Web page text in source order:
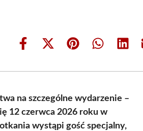
Share
Share
(Twitter)
Share Share Share
na szczególne wydarzenie –
12 czerwca 2026 roku w
wystąpi gość specjalny,